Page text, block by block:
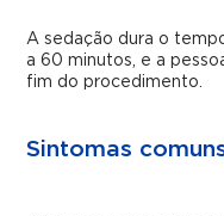
A sedação dura o
a 60 minutos, e a
fim do procedimento.
Sintomas